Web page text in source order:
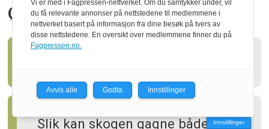
Økte utbyttet med 20 prosent
Slik kan skogen gagne både Innstillinger
Vi er med i Fagpressen-nettverket. Om du samtykker under, vil
du få relevante annonser på nettstedene til medlemmene i
nettverket basert på informasjon fra dine besøk på tvers av
disse nettstedene. En oversikt over medlemmene finner du på
Fagpressen.no.
Avvis alle Godta Innstillinger